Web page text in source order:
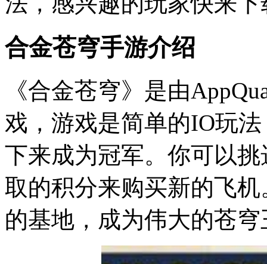
合金苍穹手游介绍
《合金苍穹》是由
戏，游戏是简单的IO玩
下来成为冠军。你可以
取的积分来购买新的飞
的基地，成为伟大的苍穹